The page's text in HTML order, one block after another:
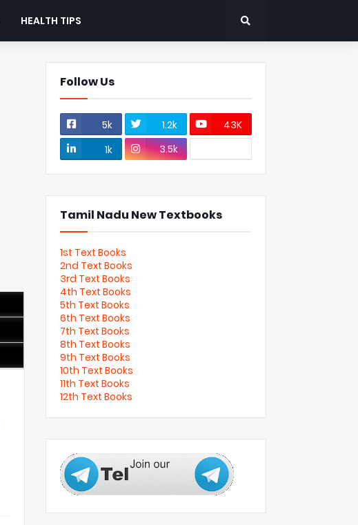
HEALTH TIPS
Follow Us
5k 1.2k
43K
1k
3.5k
Tamil Nadu New Textbooks
1st Text Books
2nd Text Books
3rd Text Books
4th Text Books
5th Text Books
6th Text Books
7th Text Books
8th Text Books
9th Text Books
10th Text Books
11th Text Books
12th Text Books